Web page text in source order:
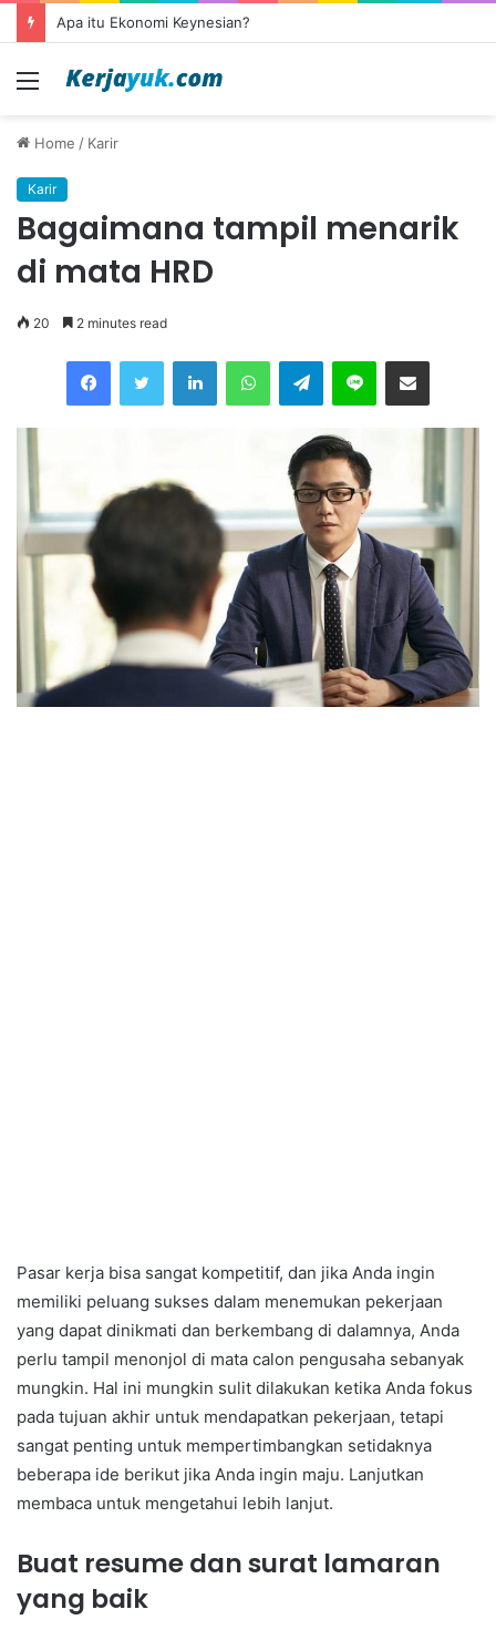
Apa itu Ekonomi Keynesian?
Menu
Home / Karir
Karir
Bagaimana tampil menarik
di mata HRD
20 2 minutes read
Telegram
Pasar kerja bisa sangat kompetitif, dan jika Anda ingin
memiliki peluang sukses dalam menemukan pekerjaan
yang dapat dinikmati dan berkembang di dalamnya, Anda
perlu tampil menonjol di mata calon pengusaha sebanyak
mungkin. Hal ini mungkin sulit dilakukan ketika Anda fokus
pada tujuan akhir untuk mendapatkan pekerjaan, tetapi
sangat penting untuk mempertimbangkan setidaknya
beberapa ide berikut jika Anda ingin maju. Lanjutkan
membaca untuk mengetahui lebih lanjut.
Buat resume dan surat lamaran
yang baik